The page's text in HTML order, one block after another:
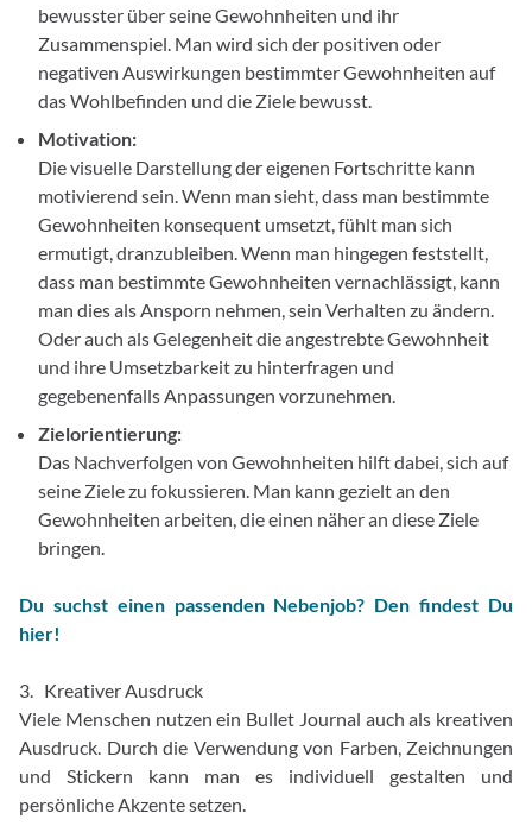
bewusster über seine Gewohnheiten und ihr
Zusammenspiel. Man wird sich der positiven oder
negativen Auswirkungen bestimmter Gewohnheiten auf
das Wohlbefinden und die Ziele bewusst.
Motivation:
Die visuelle Darstellung der eigenen Fortschritte kann
motivierend sein. Wenn man sieht, dass man bestimmte
Gewohnheiten konsequent umsetzt, fühlt man sich
ermutigt, dranzubleiben. Wenn man hingegen feststellt,
dass man bestimmte Gewohnheiten vernachlässigt, kann
man dies als Ansporn nehmen, sein Verhalten zu ändern.
Oder auch als Gelegenheit die angestrebte Gewohnheit
und ihre Umsetzbarkeit zu hinterfragen und
gegebenenfalls Anpassungen vorzunehmen.
Zielorientierung:
Das Nachverfolgen von Gewohnheiten hilft dabei, sich auf
seine Ziele zu fokussieren. Man kann gezielt an den
Gewohnheiten arbeiten, die einen näher an diese Ziele
bringen.
Du suchst einen passenden Nebenjob? Den findest Du
hier!
3. Kreativer Ausdruck
Viele Menschen nutzen ein Bullet Journal auch als kreativen
Ausdruck. Durch die Verwendung von Farben, Zeichnungen
und Stickern kann man es individuell gestalten und
persönliche Akzente setzen.